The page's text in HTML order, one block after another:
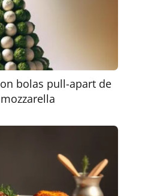
bolas pull-apart de